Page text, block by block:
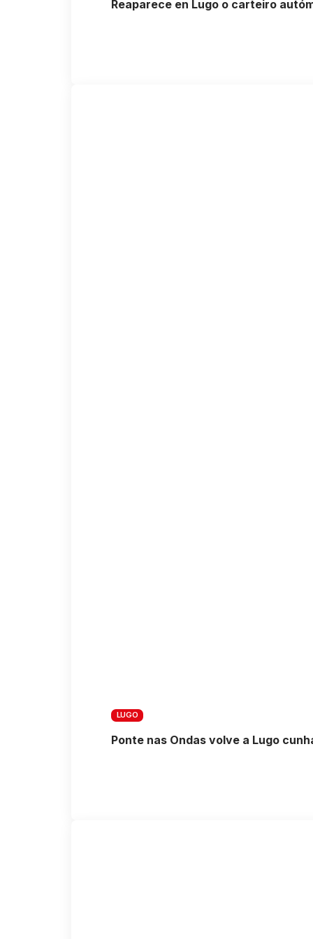
Reaparece en Lugo o carteiro
LUGO
Ponte nas Ondas volve a Lugo